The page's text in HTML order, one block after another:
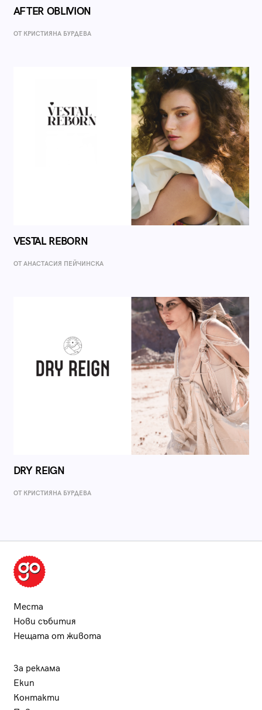
AFTER OBLIVION
ОТ КРИСТИЯНА БУРДЕВА
VESTAL REBORN
ОТ AНАСТАСИЯ ПЕЙЧИНСКА
DRY REIGN
ОТ КРИСТИЯНА БУРДЕВА
Места
Нови събития
Нещата от живота
За реклама
Екип
Контакти